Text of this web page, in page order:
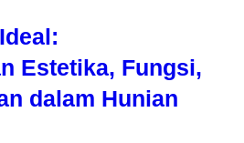
Estetika, Fungsi,
dalam Hunian